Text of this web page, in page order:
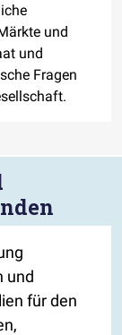
und
und
Fragen
und
für den